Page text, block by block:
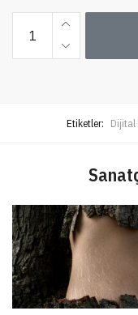
Bodies
Etiketler: Dijital